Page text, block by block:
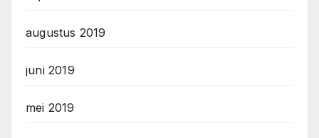
augustus 2019
juni 2019
mei 2019